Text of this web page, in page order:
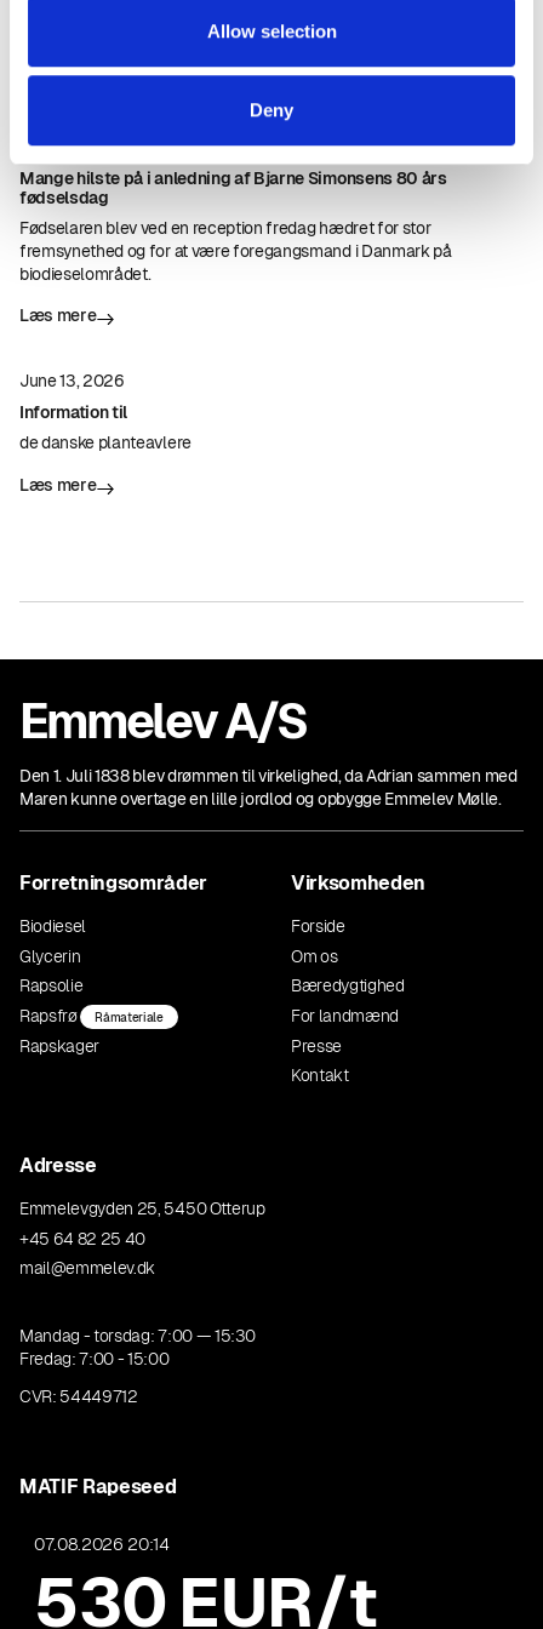
Allow selection
Deny
indre trafik i Europa, forklarer EBB i pressemeddelelse.
Læs mere
June 14, 2026
Mange hilste på i anledning af Bjarne Simonsens 80 års
fødselsdag
Fødselaren blev ved en reception fredag hædret for stor
fremsynethed og for at være foregangsmand i Danmark på
biodieselområdet.
Læs mere
June 13, 2026
Information til
de danske planteavlere
Læs mere
Emmelev A/S
Den 1. Juli 1838 blev drømmen til virkelighed, da Adrian sammen med
Maren kunne overtage en lille jordlod og opbygge Emmelev Mølle.
Adresse
Emmelevgyden 25, 5450 Otterup
+45 64 82 25 40
mail@emmelev.dk
Mandag - torsdag: 7:00 — 15:30
Fredag: 7:00 - 15:00
CVR: 54449712
Forretningsområder
Biodiesel
Glycerin
Rapsolie
Rapsfrø
Råmateriale
Rapskager
Virksomheden
Forside
Om os
Bæredygtighed
For landmænd
Presse
Kontakt
MATIF Rapeseed
530 EUR/t
07.08.2026 20:14